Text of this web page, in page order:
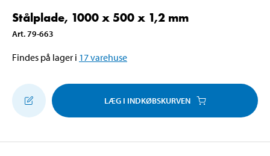
Stålplade, 1000 x 500 x 1,2 mm
Art.79-663
Findes på lager i 17varehuse
LÆG I INDKØBSKURVEN